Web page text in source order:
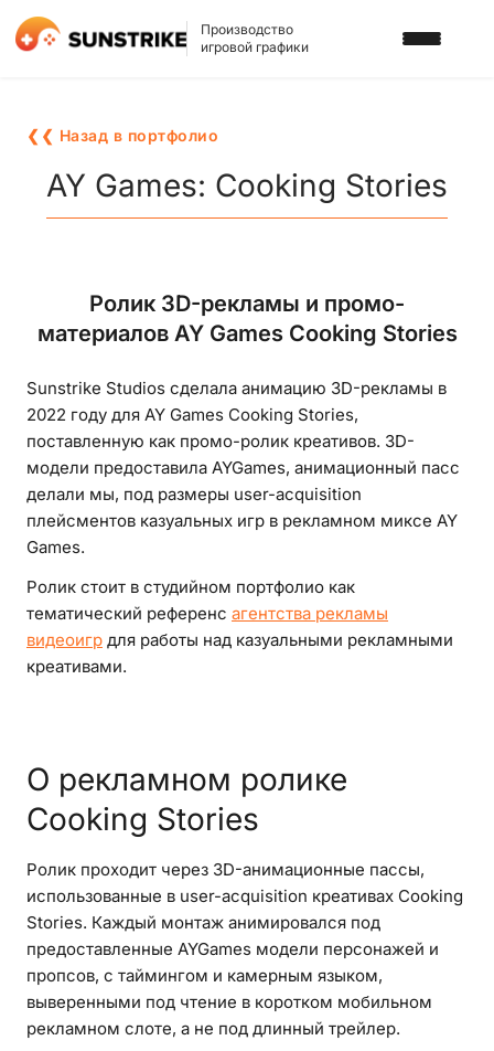
Производство
игровой графики
3D АРТ ДЛЯ ИГР
2D АРТ ДЛЯ ИГР
3D ПЕРСОНАЖИ
2D ПЕРСОНАЖИ
ИГРОВАЯ РЕКЛАМА
ФОНЫ И ЛОКАЦИИ
ИГРОВОЙ АРТ С ИИ
ПОРТФОЛИО
КАРЬЕРА
НАПИСАТЬ НАМ
❮❮ Назад в портфолио
AY Games: Cooking Stories
Ролик 3D-рекламы и промо-
материалов AY Games Cooking Stories
Sunstrike Studios сделала анимацию 3D-рекламы в
2022 году для AY Games Cooking Stories,
поставленную как промо-ролик креативов. 3D-
модели предоставила AYGames, анимационный пасс
делали мы, под размеры user-acquisition
плейсментов казуальных игр в рекламном миксе AY
Games.
Ролик стоит в студийном портфолио как
тематический референс агентства рекламы
видеоигр для работы над казуальными рекламными
креативами.
О рекламном ролике
Cooking Stories
Ролик проходит через 3D-анимационные пассы,
использованные в user-acquisition креативах Cooking
Stories. Каждый монтаж анимировался под
предоставленные AYGames модели персонажей и
пропсов, с таймингом и камерным языком,
выверенными под чтение в коротком мобильном
рекламном слоте, а не под длинный трейлер.